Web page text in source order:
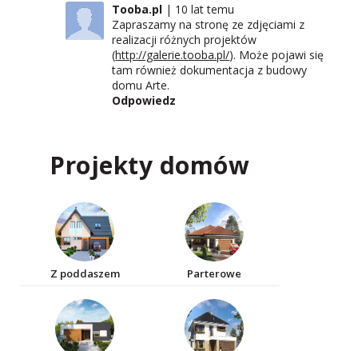
Tooba.pl
10 lat temu
Zapraszamy na stronę ze zdjęciami z
realizacji różnych projektów
(http://galerie.tooba.pl/). Może pojawi się
tam również dokumentacja z budowy
domu Arte.
Odpowiedz
Projekty domów
Z poddaszem Parterowe